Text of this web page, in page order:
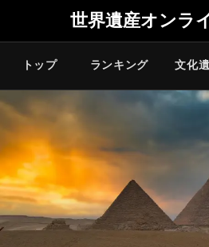
世界遺産オンラ
トップ ランキング 文化